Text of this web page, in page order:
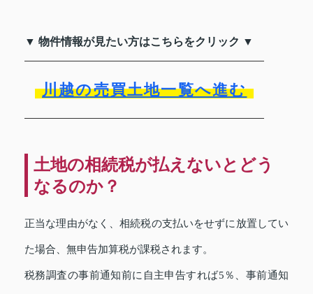
▼ 物件情報が見たい方はこちらをクリック ▼
川越の売買土地一覧へ進む
土地の相続税が払えないとどう
なるのか？
正当な理由がなく、相続税の支払いをせずに放置してい
た場合、無申告加算税が課税されます。
税務調査の事前通知前に自主申告すれば5％、事前通知